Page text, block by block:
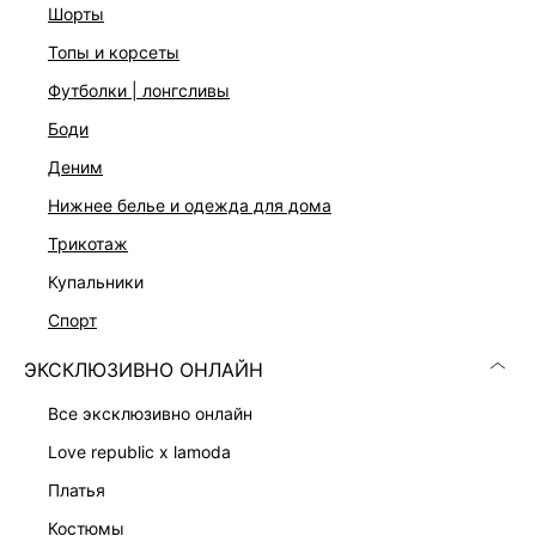
шорты
топы и корсеты
футболки | лонгсливы
боди
деним
нижнее белье и одежда для дома
трикотаж
купальники
спорт
ЭКСКЛЮЗИВНО ОНЛАЙН
все эксклюзивно онлайн
love republic x lamoda
платья
костюмы
Цвет: сырой индиго
стандартному размеру
ДОСТАВКА И ВОЗВРАТ
Скачать
в AppStore